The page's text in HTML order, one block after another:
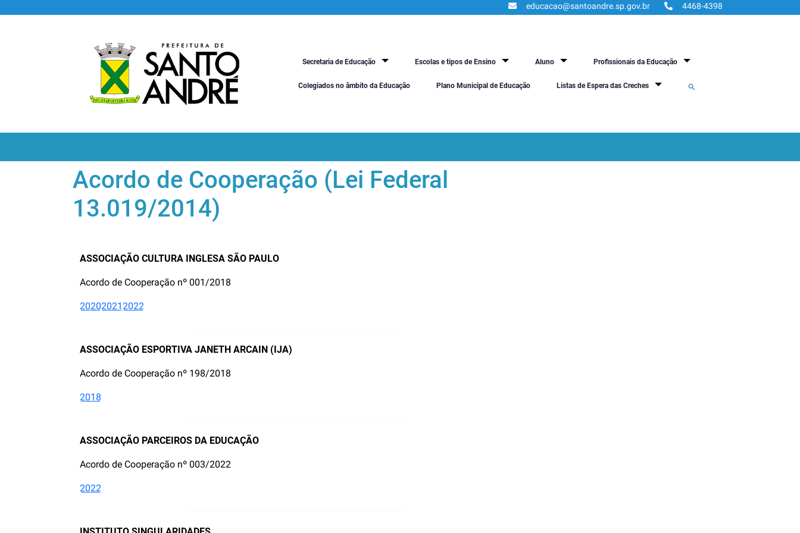
educacao@santoandre.sp.gov.br 4468-4398
Secretaria de Educação Escolas e tipos de Ensino Aluno Profissionais da Educação
Colegiados no âmbito da Educação Plano Municipal de Educação Listas de Espera das Creches
Acordo de Cooperação (Lei Federal
13.019/2014)
ASSOCIAÇÃO CULTURA INGLESA SÃO PAULO
Acordo de Cooperação nº 001/2018
20202021 2022
ASSOCIAÇÃO ESPORTIVA JANETH ARCAIN (IJA)
Acordo de Cooperação nº 198/2018
2018
ASSOCIAÇÃO PARCEIROS DA EDUCAÇÃO
Acordo de Cooperação nº 003/2022
2022